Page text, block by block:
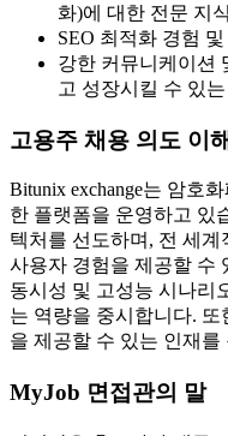
화)에 대한 전문 지식
SEO 최적화 경험
강한 커뮤니케이션
고 성장시킬 수 있
고용주 채용 의도 이해
Bitunix exchange는 암호
한 플랫폼을 운영하고 있
텍처를 선도하며, 전 세
사용자 경험을 제공할 수
동시성 및 고성능 시나리
는 역량을 중시합니다.
을 제공할 수 있는 인재를
MyJob 면접관의 말